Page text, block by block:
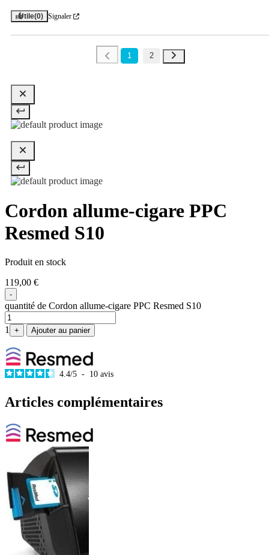
Utile(0) Signaler
1 2
Cordon allume-cigare PPC
Resmed S10
Produit en stock
119,00 €
-
quantité de Cordon allume-cigare PPC Resmed S10
1 + Ajouter au panier
4.4/5 - 10 avis
Articles complémentaires